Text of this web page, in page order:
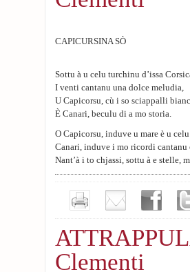
CAPICURSINA SÒ
Sottu à u celu turchinu d’issa
I venti cantanu una dolce meludia,
U Capicorsu, cù i so sciappalli
È Canari, beculu di a mo storia.
O Capicorsu, induve u mare è u
Canari, induve i mo ricordi cantanu
Nant’à i to chjassi, sottu à e stelle,
In u paese, u tempu pare suspesu
E case di petre grisge, contanu i
Clementi